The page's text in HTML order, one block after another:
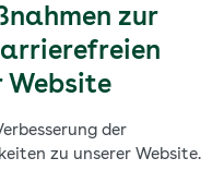
zur
Website
der
zu unserer Website.